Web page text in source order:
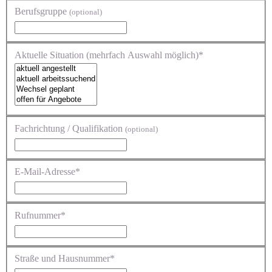
Berufsgruppe (optional)
Aktuelle Situation (mehrfach Auswahl möglich)*
Fachrichtung / Qualifikation (optional)
E-Mail-Adresse*
Rufnummer*
Straße und Hausnummer*